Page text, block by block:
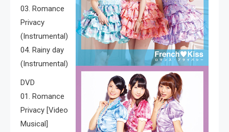
03. Romance
Privacy
(Instrumental)
04. Rainy day
(Instrumental)
DVD
01. Romance
Privacy [Video
Musical]